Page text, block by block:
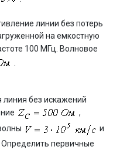
линии без потерь
на емкостную
100 МГц. Волновое
без искажений
,
и
Определить первичные